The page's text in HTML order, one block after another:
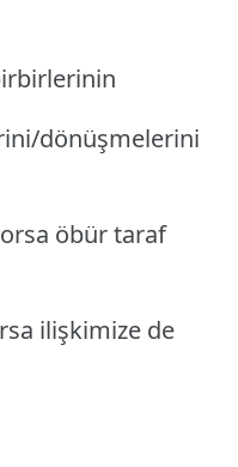
dönüşmelerini
öbür taraf
ilişkimize de